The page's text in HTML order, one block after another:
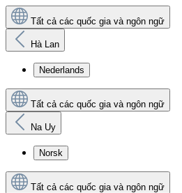
Tất cả các quốc gia và ngôn ngữ
Hà Lan
Nederlands
Tất cả các quốc gia và ngôn ngữ
Na Uy
Norsk
Tất cả các quốc gia và ngôn ngữ